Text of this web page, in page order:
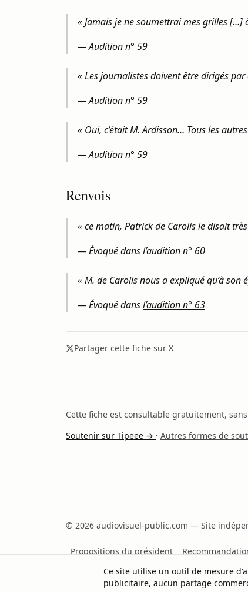
« Jamais je ne soumettrai mes grilles […]
—Audition n° 59
« Les journalistes doivent être dirigés
—Audition n° 59
« Oui, c’était M. Ardisson… Tous les
—Audition n° 59
Renvois
« ce matin, Patrick de Carolis le disait
— Évoqué dansl’audition n° 60
« M. de Carolis nous a expliqué qu’à
— Évoqué dansl’audition n° 63
Partager cette fiche sur X
Cette fiche est consultable gratuitement,
Soutenir sur Tipeee → · Autres formes de
© 2026 audiovisuel-public.com — Site
Propositions du président
Partager sur X
Ce site utilise un outil de mesure
publicitaire, aucun partage